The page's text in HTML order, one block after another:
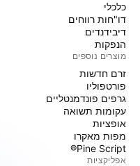
כלכלי
דו"חות רווחים
דיבידנדים
הנפקות
מוצרים נוספים
זרם חדשות
פורטפוליו
גרפים פונדמנטליים
עקומות תשואה
אופציות
מפות מאקרו
Pine Script®
אפליקציות